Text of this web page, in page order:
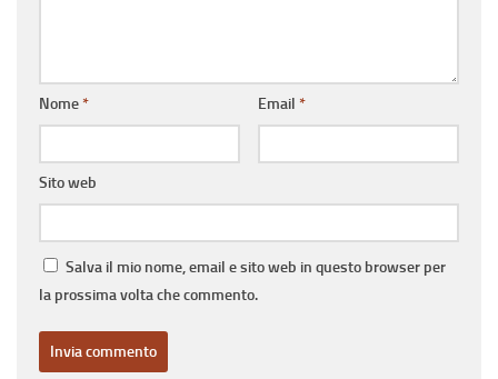
Nome* Email *
Sito web
Salva il mio nome, email e sito web in questo browser per
la prossima volta che commento.